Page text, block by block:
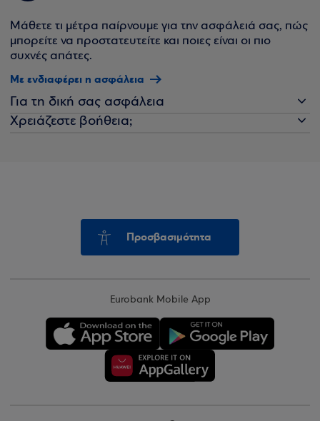
Μάθετε τι μέτρα παίρνουμε για την ασφάλειά σας, πώς
μπορείτε να προστατευτείτε και ποιες είναι οι πιο
συχνές απάτες.
Με ενδιαφέρει η ασφάλεια
Για τη δική σας ασφάλεια
Χρειάζεστε βοήθεια;
Προσβασιμότητα
Eurobank Mobile App